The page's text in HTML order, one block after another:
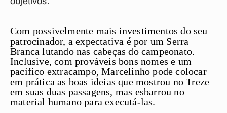
Com possivelmente mais investimentos do seu
patrocinador, a expectativa é por um Serra
Branca lutando nas cabeças do campeonato.
Inclusive, com prováveis bons nomes e um
pacífico extracampo, Marcelinho pode colocar
em prática as boas ideias que mostrou no Treze
em suas duas passagens, mas esbarrou no
material humano para executá-las.